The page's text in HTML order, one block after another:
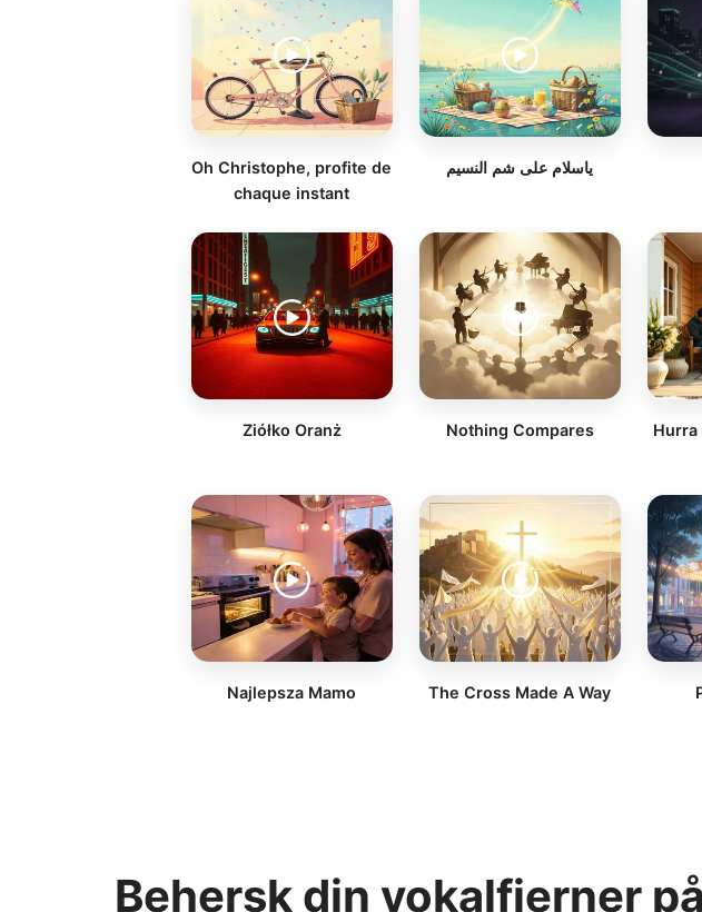
Oh Christophe, profite de
chaque instant
ياسلام على شم النسيم
Ziółko Oranż Nothing Compares
Najlepsza Mamo The Cross Made A Way
Behersk din vokalfjerner